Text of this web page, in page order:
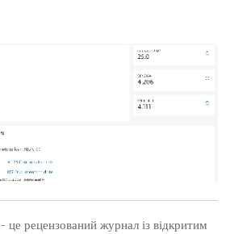
- це рецензований журнал із відкритим